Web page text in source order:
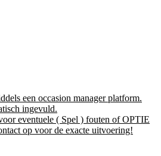
een occasion manager platform.
ingevuld.
eventuele ( Spel ) fouten of OPTIE
op voor de exacte uitvoering!